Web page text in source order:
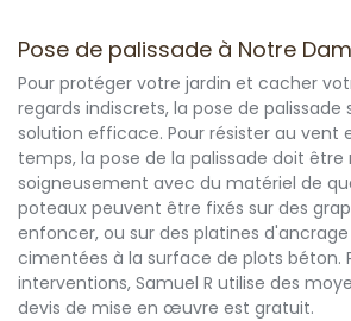
Pose de palissade à Notre
Pour protéger votre jardin et cacher
regards indiscrets, la pose de palissade
solution efficace. Pour résister au vent
temps, la pose de la palissade doit être
soigneusement avec du matériel de
poteaux peuvent être fixés sur des
enfoncer, ou sur des platines
cimentées à la surface de plots béton.
interventions, Samuel R utilise des
devis de mise en œuvre est gratuit.